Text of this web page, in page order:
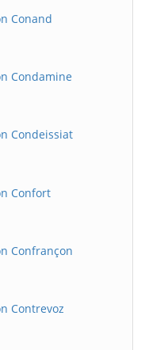
Conand
Condamine
Condeissiat
Confort
Confrançon
Contrevoz